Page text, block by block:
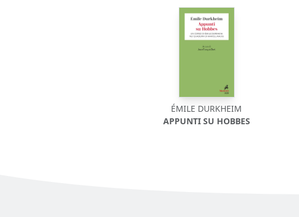
ÉMILE DURKHEIM
APPUNTI SU HOBBES